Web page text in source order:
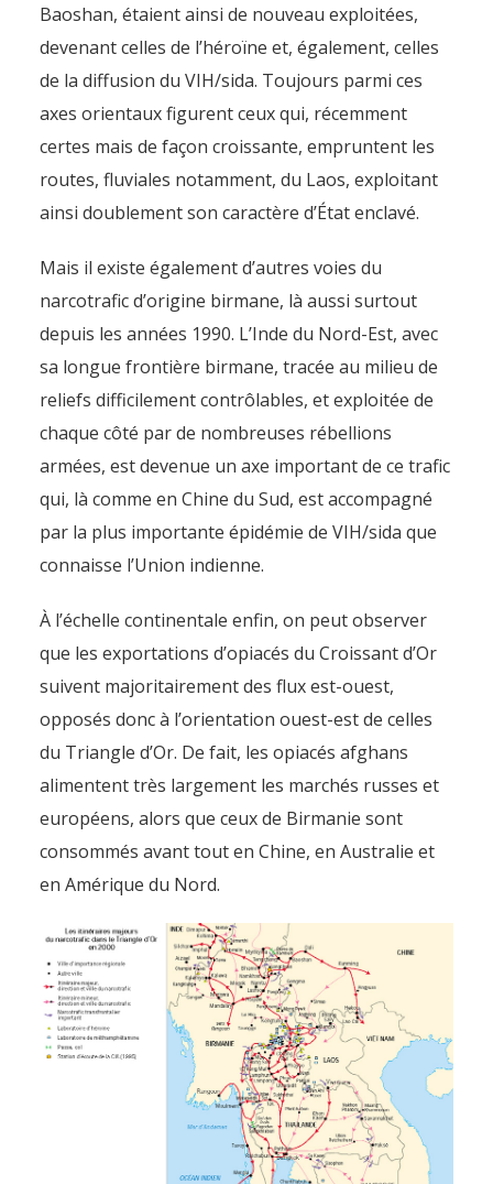
Baoshan, étaient ainsi de nouveau exploitées,
devenant celles de l’héroïne et, également, celles
de la diffusion du VIH/sida. Toujours parmi ces
axes orientaux figurent ceux qui, récemment
certes mais de façon croissante, empruntent les
routes, fluviales notamment, du Laos, exploitant
ainsi doublement son caractère d’État enclavé.
Mais il existe également d’autres voies du
narcotrafic d’origine birmane, là aussi surtout
depuis les années 1990. L’Inde du Nord-Est, avec
sa longue frontière birmane, tracée au milieu de
reliefs difficilement contrôlables, et exploitée de
chaque côté par de nombreuses rébellions
armées, est devenue un axe important de ce trafic
qui, là comme en Chine du Sud, est accompagné
par la plus importante épidémie de VIH/sida que
connaisse l’Union indienne.
À l’échelle continentale enfin, on peut observer
que les exportations d’opiacés du Croissant d’Or
suivent majoritairement des flux est-ouest,
opposés donc à l’orientation ouest-est de celles
du Triangle d’Or. De fait, les opiacés afghans
alimentent très largement les marchés russes et
européens, alors que ceux de Birmanie sont
consommés avant tout en Chine, en Australie et
en Amérique du Nord.